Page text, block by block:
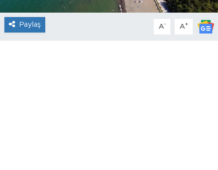
Paylaş A- A+